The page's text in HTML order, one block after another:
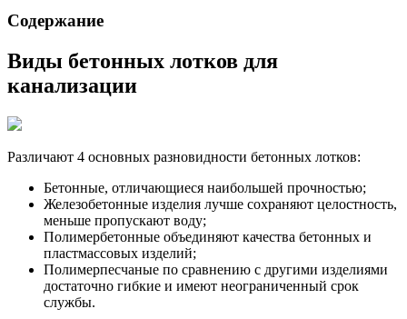
Содержание
Виды бетонных лотков для
канализации
Различают 4 основных разновидности бетонных лотков:
Бетонные, отличающиеся наибольшей прочностью;
Железобетонные изделия лучше сохраняют целостность,
меньше пропускают воду;
Полимербетонные объединяют качества бетонных и
пластмассовых изделий;
Полимерпесчаные по сравнению с другими изделиями
достаточно гибкие и имеют неограниченный срок
службы.